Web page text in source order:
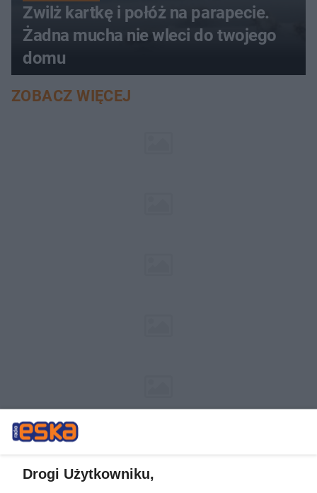
Zwilż kartkę i połóż na parapecie.
Żadna mucha nie wleci do twojego
domu
ZOBACZ WIĘCEJ
Drogi Użytkowniku,